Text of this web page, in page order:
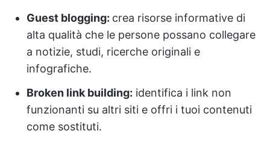
Guest blogging: crea risorse informative di
alta qualità che le persone possano collegare
a notizie, studi, ricerche originali e
infografiche.
Broken link building: identifica i link non
funzionanti su altri siti e offri i tuoi contenuti
come sostituti.